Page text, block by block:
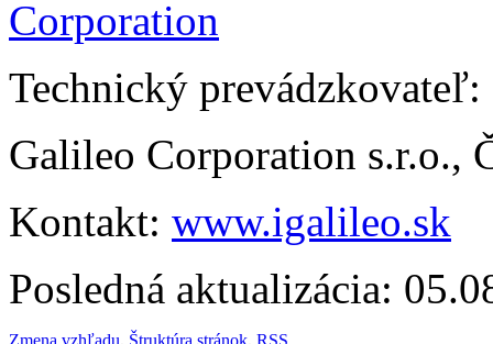
Technický prevádzkovateľ:
Galileo Corporation s.r.o.,
Kontakt: www.igalileo.sk
Posledná aktualizácia:
Zmena vzhľadu, Štruktúra stránok, RSS